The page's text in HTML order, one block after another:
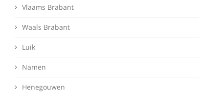
Vlaams Brabant
Waals Brabant
Luik
Namen
Henegouwen